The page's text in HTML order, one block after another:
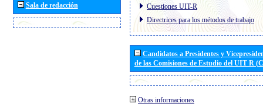
Sala de redacción
Cuestiones UIT-R
Directrices para los métodos de trabajo
Candidatos a Presidentes y
de las Comisiones de Estudio del UIT R
Otras informaciones